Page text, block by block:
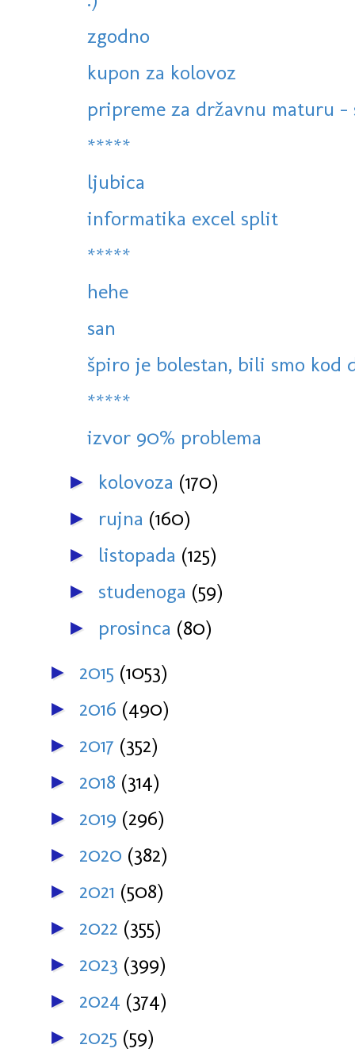
zgodno
kupon za kolovoz
pripreme za državnu maturu
*****
ljubica
informatika excel split
*****
hehe
san
špiro je bolestan, bili smo kod
*****
izvor 90% problema
► kolovoza (170)
► rujna (160)
► listopada (125)
► studenoga (59)
► prosinca (80)
► 2015 (1053)
► 2016 (490)
► 2017 (352)
► 2018 (314)
► 2019 (296)
► 2020 (382)
► 2021 (508)
► 2022 (355)
► 2023 (399)
► 2024 (374)
► 2025 (59)